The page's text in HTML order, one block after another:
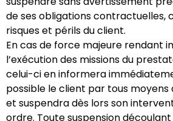
de ses obligations contractuelles,
risques et périls du client.
En cas de force majeure rendant
l’exécution des missions du
celui-ci en informera
possible le client par tous
et suspendra dès lors son
ordre. Toute suspension